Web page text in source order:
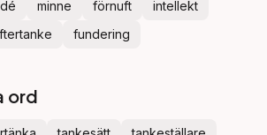
minne förnuft
intellekt
fundering
ord